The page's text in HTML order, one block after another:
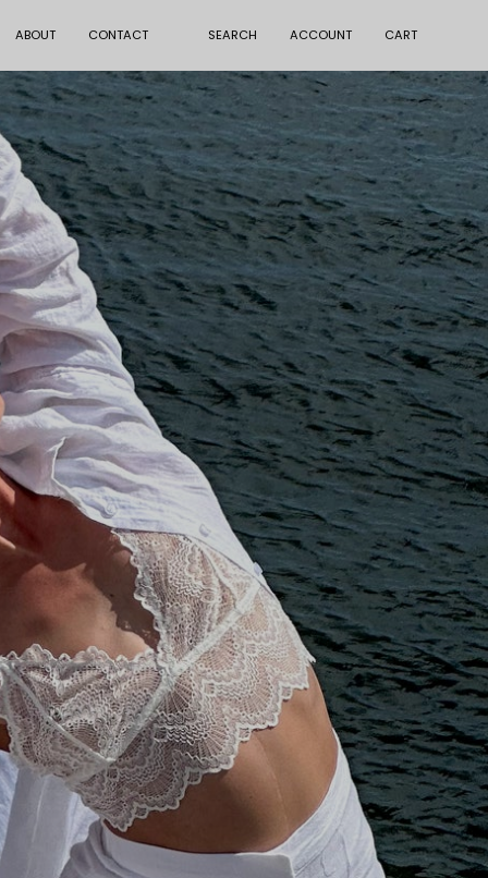
ABOUT CONTACT SEARCH
Open
bar
ACCOUNT
MY
CART
OPEN CART